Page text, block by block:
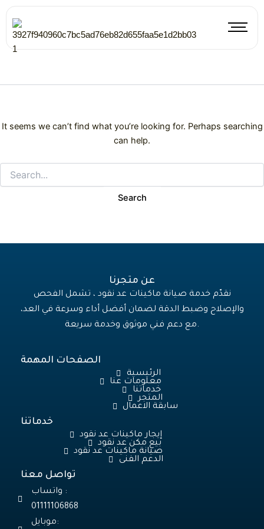
content
It seems we can’t find what you’re looking for. Perhaps searching
can help.
عن متجرنا
نقدّم خدمة صيانة ماكينات عد نقود ، تشمل الفحص
والإصلاح وضبط الدقة لضمان أفضل أداء وسرعة في العد،
مع دعم فني موثوق وخدمة سريعة.
الصفحات المهمة
الرئيسية
معلومات عنا
خدماتنا
المتجر
سابقة الاعمال
خدماتنا
إيجار ماكينات عد نقود
بيع مكن عد نقود
صيانة ماكينات عد نقود
الدعم الفنى
تواصل معنا
واتساب :
01111106868
موبايل: